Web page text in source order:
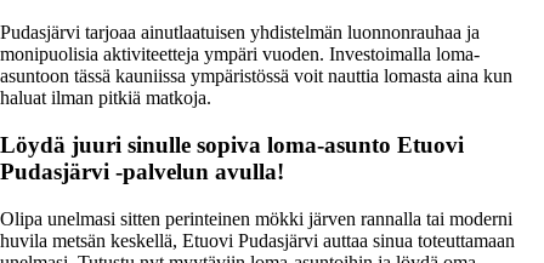
Pudasjärvi tarjoaa ainutlaatuisen yhdistelmän luonnonrauhaa ja
monipuolisia aktiviteetteja ympäri vuoden. Investoimalla loma-
asuntoon tässä kauniissa ympäristössä voit nauttia lomasta aina kun
haluat ilman pitkiä matkoja.
Löydä juuri sinulle sopiva loma-asunto Etuovi
Pudasjärvi -palvelun avulla!
Olipa unelmasi sitten perinteinen mökki järven rannalla tai moderni
huvila metsän keskellä, Etuovi Pudasjärvi auttaa sinua toteuttamaan